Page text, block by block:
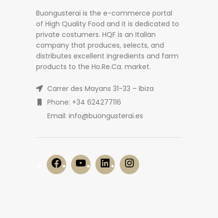
Buongusterai is the e-commerce portal
of High Quality Food and it is dedicated to
private costumers. HQF is an Italian
company that produces, selects, and
distributes excellent ingredients and farm
products to the Ho.Re.Ca. market.
Carrer des Mayans 31-33 – Ibiza
Phone: +34 624277116
Email: info@buongusterai.es